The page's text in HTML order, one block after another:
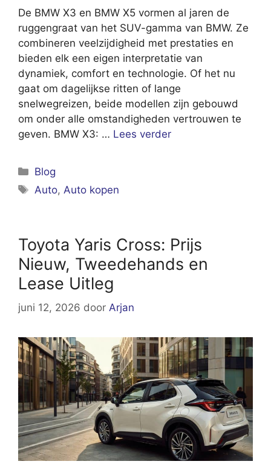
De BMW X3 en BMW X5 vormen al jaren de
ruggengraat van het SUV-gamma van BMW. Ze
combineren veelzijdigheid met prestaties en
bieden elk een eigen interpretatie van
dynamiek, comfort en technologie. Of het nu
gaat om dagelijkse ritten of lange
snelwegreizen, beide modellen zijn gebouwd
om onder alle omstandigheden vertrouwen te
geven. BMW X3: … Lees verder
Categorieën
Blog
Tags
Auto, Auto kopen
Toyota Yaris Cross: Prijs
Nieuw, Tweedehands en
Lease Uitleg
juni 12, 2026 door Arjan